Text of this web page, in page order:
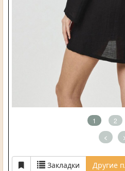
1 2
< >
Закладки Другие